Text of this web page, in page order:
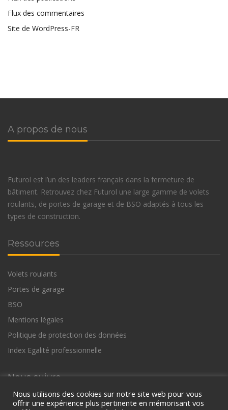
Flux des commentaires
Site de WordPress-FR
A propos de nous
Futurol est l’un des leaders français dans la fermeture de
bâtiment. Retrouvez chez Futurol une large gamme de volets
roulants, de portes de garage et de BSO adaptés à tous les
types de construction.
Ressources
Volets roulants
Portes de garage
BSO
Mentions légales
Politique de protection des données
Index Egalité professionnelle
Nous suivre
Nous utilisons des cookies sur notre site web pour vous
offrir une expérience plus pertinente en mémorisant vos